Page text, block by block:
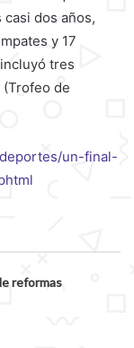
dos años,
y 17
tres
de
un-final-
reformas